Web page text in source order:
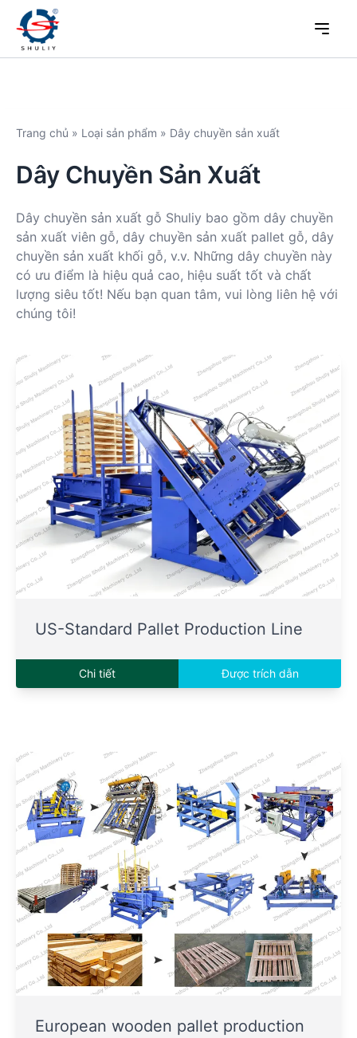
Trang chủ » Loại sản phẩm » Dây chuyền sản xuất
Dây Chuyền Sản Xuất
Dây chuyền sản xuất gỗ Shuliy bao gồm dây chuyền
sản xuất viên gỗ, dây chuyền sản xuất pallet gỗ, dây
chuyền sản xuất khối gỗ, v.v. Những dây chuyền này
có ưu điểm là hiệu quả cao, hiệu suất tốt và chất
lượng siêu tốt! Nếu bạn quan tâm, vui lòng liên hệ với
chúng tôi!
US-Standard Pallet Production Line
Chi tiết Được trích dẫn
European wooden pallet production